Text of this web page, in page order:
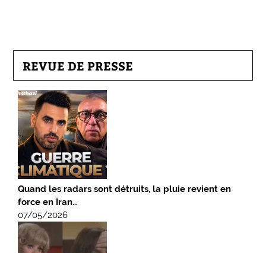
REVUE DE PRESSE
Quand les radars sont détruits, la pluie revient en
force en Iran…
07/05/2026